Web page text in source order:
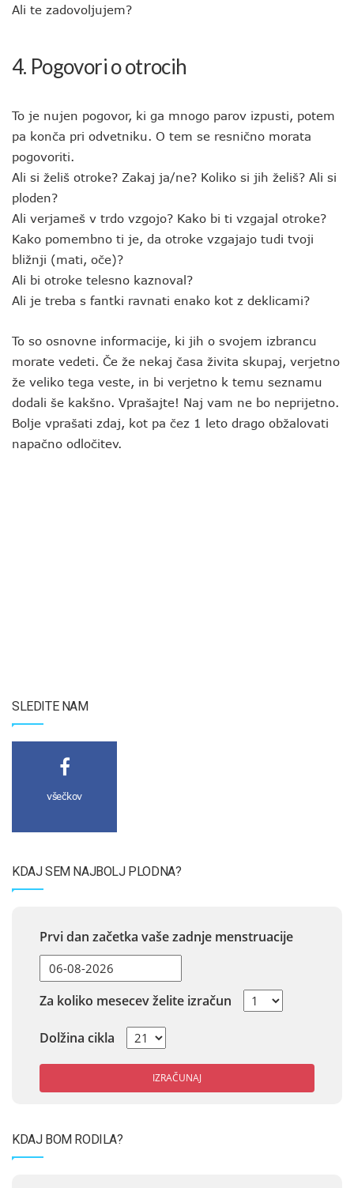
Ali te zadovoljujem?
4. Pogovori o otrocih
To je nujen pogovor, ki ga mnogo parov izpusti, potem
pa konča pri odvetniku. O tem se resnično morata
pogovoriti.
Ali si želiš otroke? Zakaj ja/ne? Koliko si jih želiš? Ali si
ploden?
Ali verjameš v trdo vzgojo? Kako bi ti vzgajal otroke?
Kako pomembno ti je, da otroke vzgajajo tudi tvoji
bližnji (mati, oče)?
Ali bi otroke telesno kaznoval?
Ali je treba s fantki ravnati enako kot z deklicami?
To so osnovne informacije, ki jih o svojem izbrancu
morate vedeti. Če že nekaj časa živita skupaj, verjetno
že veliko tega veste, in bi verjetno k temu seznamu
dodali še kakšno. Vprašajte! Naj vam ne bo neprijetno.
Bolje vprašati zdaj, kot pa čez 1 leto drago obžalovati
napačno odločitev.
SLEDITE NAM
všečkov
KDAJ SEM NAJBOLJ PLODNA?
Prvi dan začetka vaše zadnje menstruacije
Za koliko mesecev želite izračun
Dolžina cikla
IZRAČUNAJ
KDAJ BOM RODILA?